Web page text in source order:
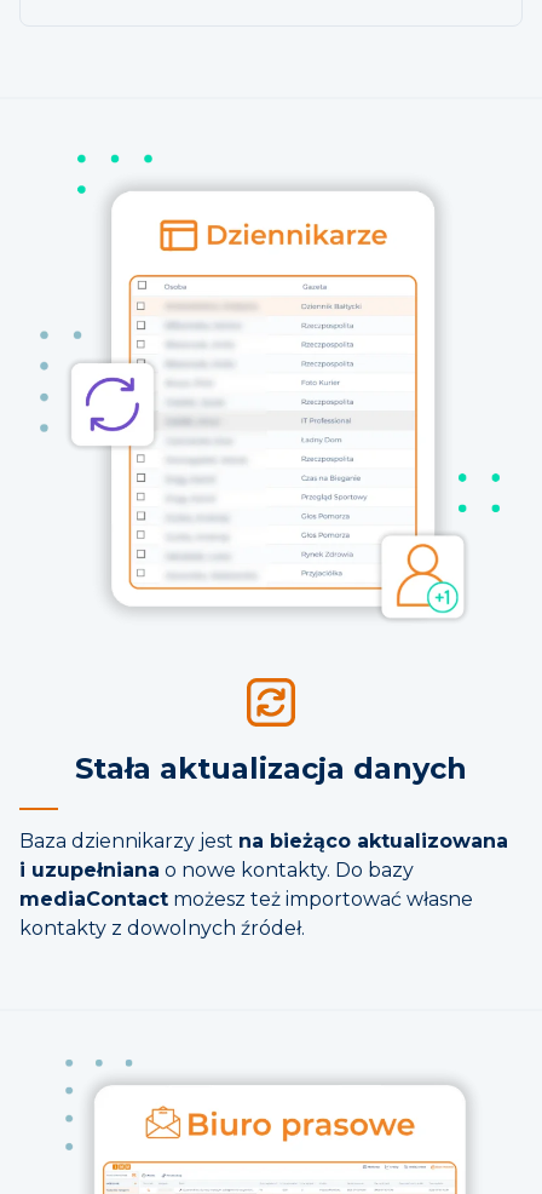
Stała aktualizacja danych
Baza dziennikarzy jest na bieżąco aktualizowana
i uzupełniana o nowe kontakty. Do bazy
mediaContact możesz też importować własne
kontakty z dowolnych źródeł.